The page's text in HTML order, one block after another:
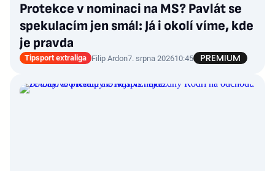
Protekce v nominaci na MS? Pavlát se
spekulacím jen smál: Já i okolí víme, kde
je pravda
Tipsport extraliga Filip Ardon7. srpna 202610:45